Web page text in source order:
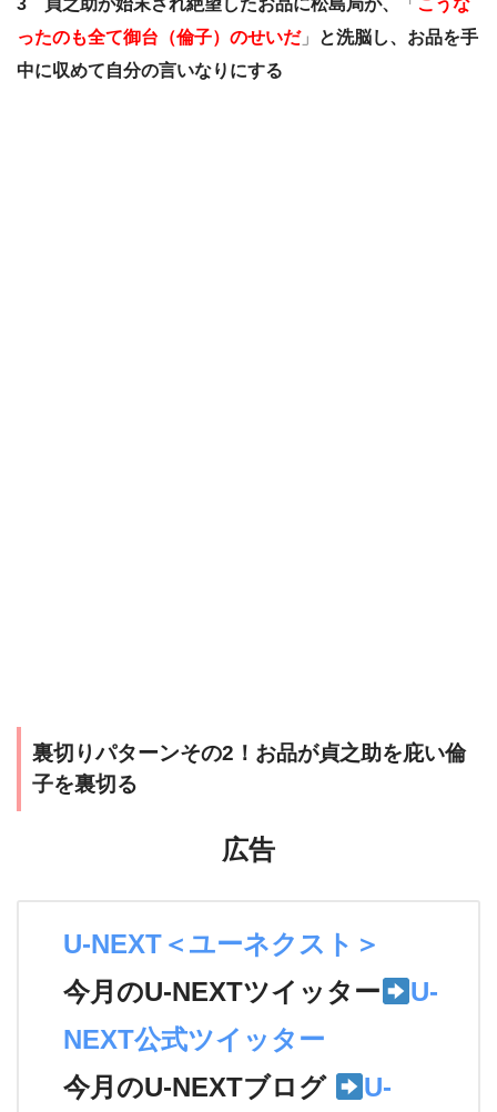
3 貞之助が始末され絶望したお品に松島局が、 「 こうな
ったのも全て御台（倫子）のせいだ」
と洗脳し、お品を手
中に収めて自分の言いなりにする
裏切りパターンその2！お品が貞之助を庇い倫
子を裏切る
広告
U-NEXT＜ユーネクスト＞
今月のU-NEXTツイッター
U-
NEXT公式ツイッター
今月のU-NEXTブログ
U-